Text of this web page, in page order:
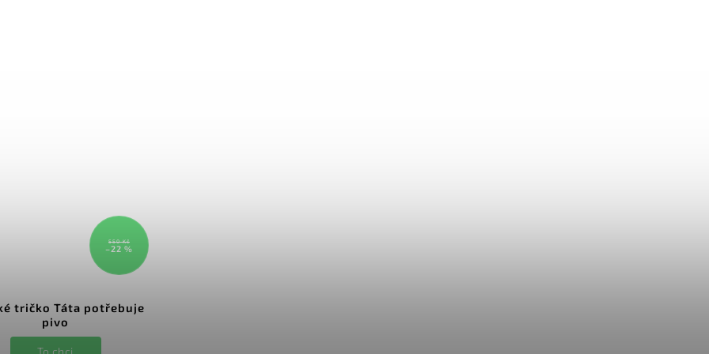
550 Kč
–22 %
tričko Táta potřebuje
pivo
To chci